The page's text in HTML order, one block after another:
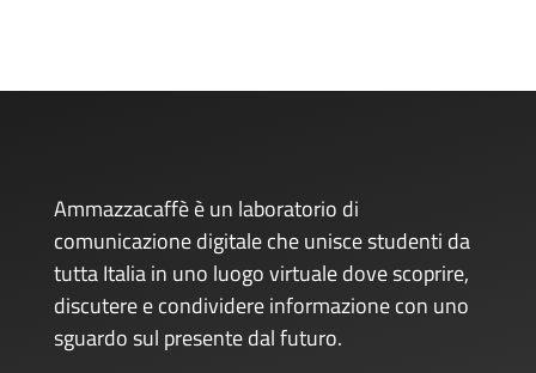
Ammazzacaffè è un laboratorio di
comunicazione digitale che unisce studenti da
tutta Italia in uno luogo virtuale dove scoprire,
discutere e condividere informazione con uno
sguardo sul presente dal futuro.